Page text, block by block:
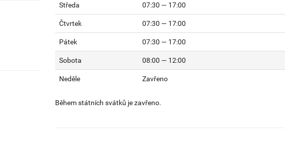
Středa 07:30 — 17:00
Čtvrtek 07:30 — 17:00
Pátek 07:30 — 17:00
Sobota 08:00 — 12:00
Neděle Zavřeno
Během státních svátků je zavřeno.